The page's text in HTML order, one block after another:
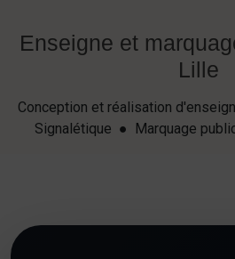
Enseigne et
Lille
Conception et réalisation
Signalétique ● Marquage